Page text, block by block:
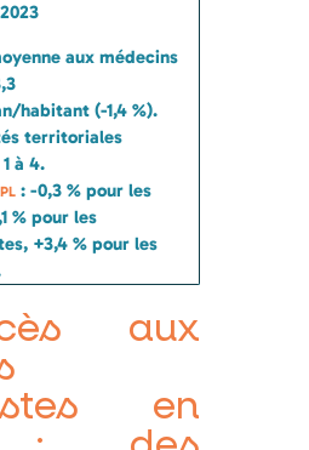
2023
aux médecins
habitant (-1,4 %).
territoriales
à 4.
: -0,3 % pour les
% pour les
+3,4 % pour les
aux
en